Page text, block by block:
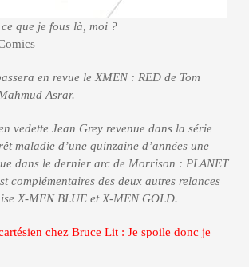
ce que je fous là, moi ?
en revue le XMEN : RED de Tom
Asrar.
vedette Jean Grey revenue dans la série
maladie d’une quinzaine d’années une
dans le dernier arc de Morrison : PLANET
complémentaires des deux autres relances
X-MEN BLUE et X-MEN GOLD.
chez Bruce Lit : Je spoile donc je